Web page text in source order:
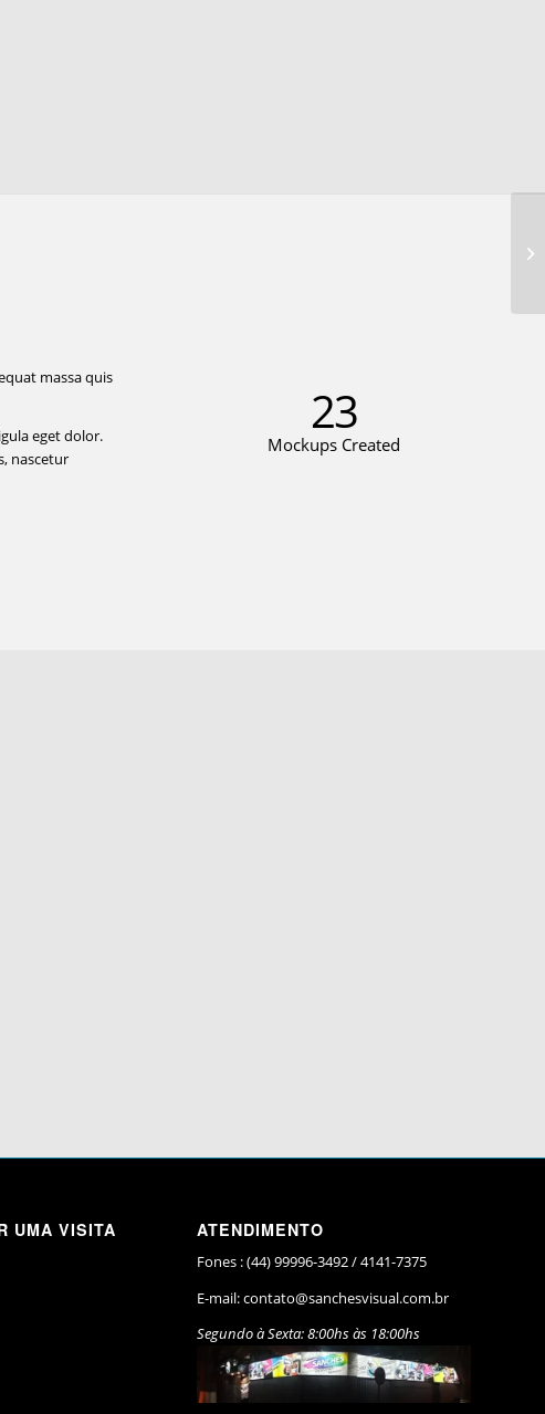
massa quis
eget dolor.
nascetur
23
Mockups Created
UMA VISITA ATENDIMENTO
Fones : (44) 99996-3492 / 4141-7375
E-mail:contato@sanchesvisual.com.br
Segundo à Sexta: 8:00hs às 18:00hs